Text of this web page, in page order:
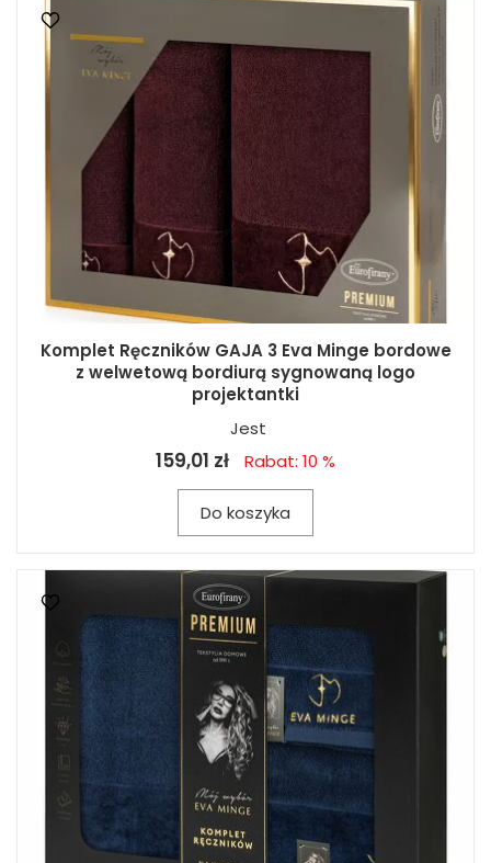
Komplet Ręczników GAJA 3 Eva Minge bordowe
z welwetową bordiurą sygnowaną logo
projektantki
Jest
159,01 zł Rabat: 10 %
Do koszyka